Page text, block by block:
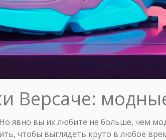
Версаче:
явно вы их любите не больше, чем
чтобы выглядеть круто в любое